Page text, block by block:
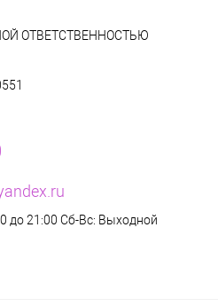
ОТВЕТСТВЕННОСТЬЮ
до 21:00 Сб-Вс: Выходной